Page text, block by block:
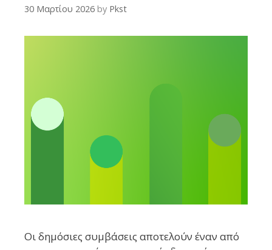
30 Μαρτίου 2026 by Pkst
Οι δημόσιες συμβάσεις αποτελούν έναν από